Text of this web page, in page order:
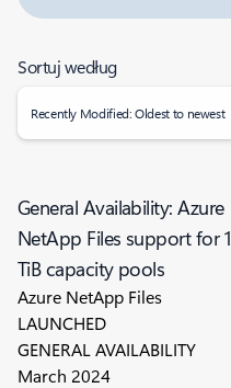
Sortuj według
Recently Modified: Oldest to newest
General Availability: Azure
NetApp Files support for 1
TiB capacity pools
Azure NetApp Files
LAUNCHED
GENERAL AVAILABILITY
March 2024